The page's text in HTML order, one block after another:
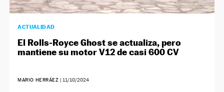
ACTUALIDAD
El Rolls-Royce Ghost se actualiza, pero
mantiene su motor V12 de casi 600 CV
MARIO HERRÁEZ | 11/10/2024